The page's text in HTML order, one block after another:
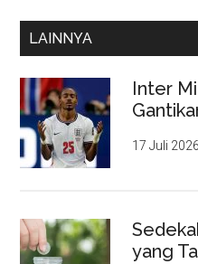
Terjaga
LAINNYA
Inter
17 Juli 2026
yang